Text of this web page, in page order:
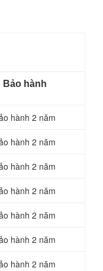
Bảo hành
hành 2 năm
hành 2 năm
hành 2 năm
hành 2 năm
hành 2 năm
hành 2 năm
hành 2 năm